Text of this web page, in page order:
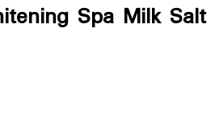
Spa Milk Salt